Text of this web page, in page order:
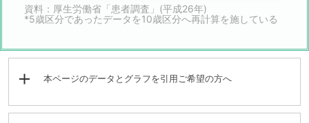
資料：厚生労働省「患者調査」(平成26年)
*5歳区分であったデータを10歳区分へ再計算を施している
本ページのデータとグラフを引用ご希望の方へ